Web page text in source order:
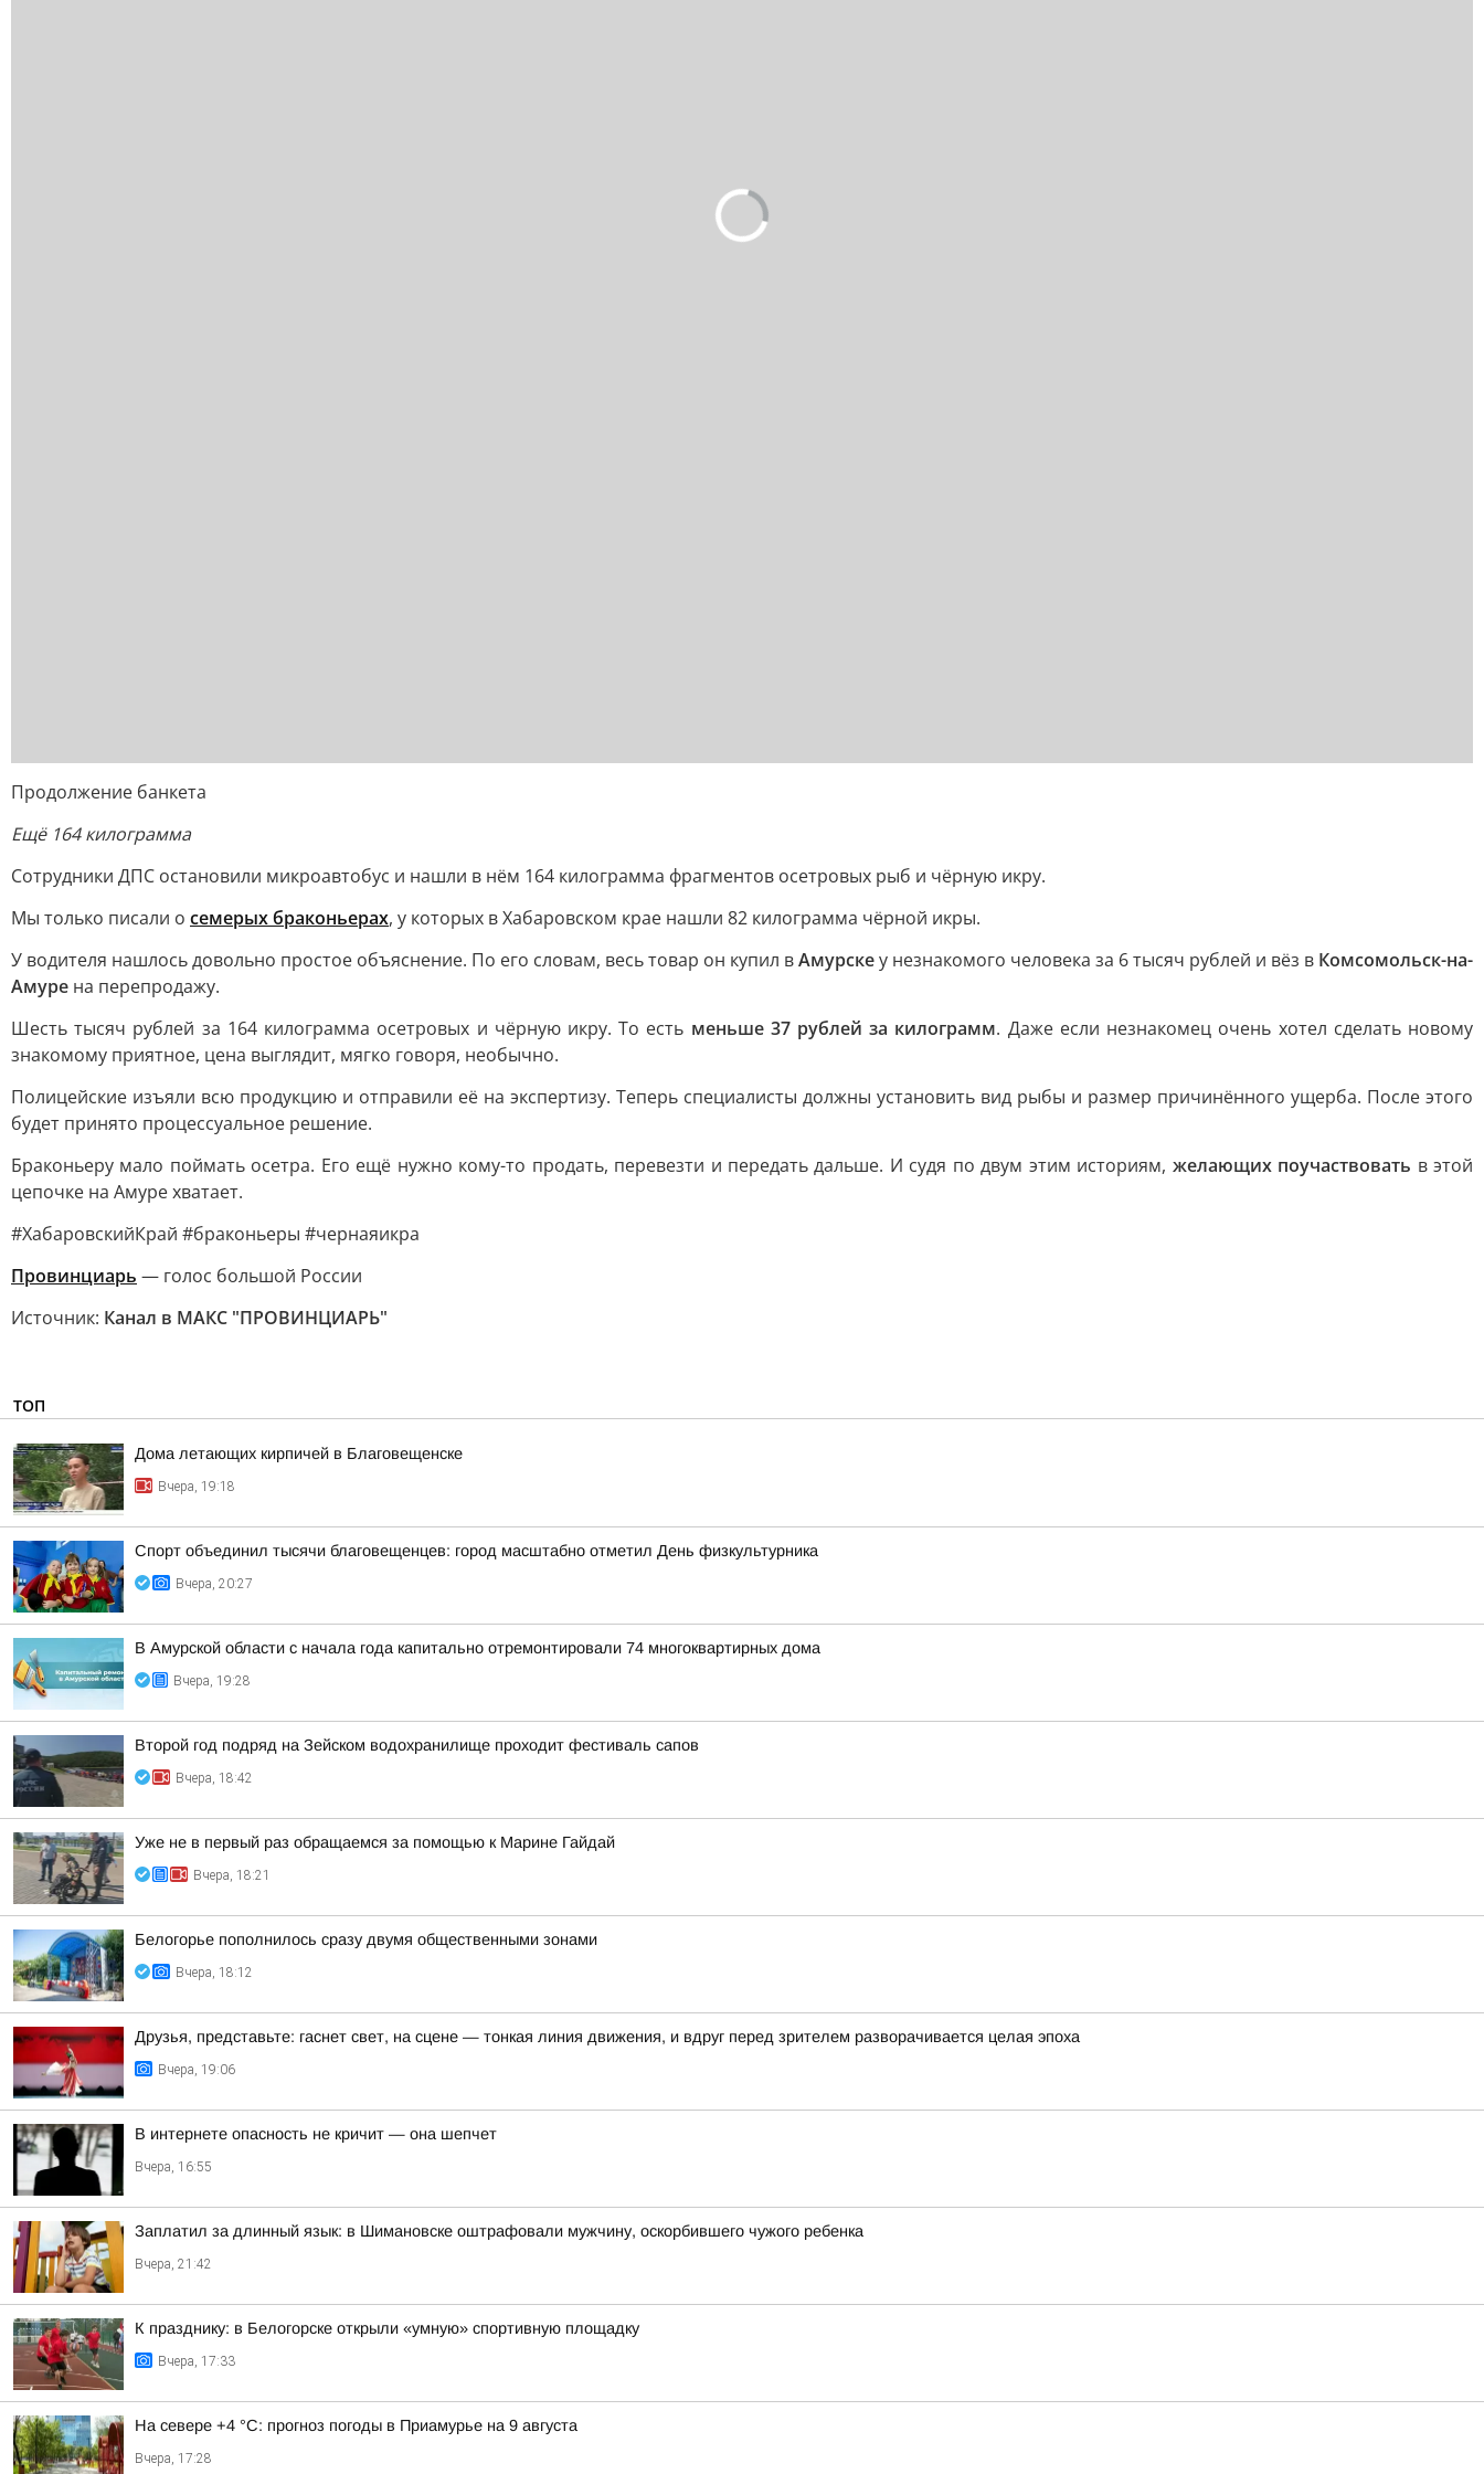
Продолжение банкета
Ещё 164 килограмма
Сотрудники ДПС остановили микроавтобус и нашли в нём 164 килограмма фрагментов осетровых рыб и чёрную икру.
Мы только писали о семерых браконьерах, у которых в Хабаровском крае нашли 82 килограмма чёрной икры.
У водителя нашлось довольно простое объяснение. По его словам, весь товар он купил вАмурскеу незнакомого человека за 6 тысяч рублей и вёз в Комсомольск-на-
Амуре на перепродажу.
Шесть тысяч рублей за 164 килограмма осетровых и чёрную икру. То есть меньше 37 рублей за килограмм. Даже если незнакомец очень хотел сделать новому
знакомому приятное, цена выглядит, мягко говоря, необычно.
Полицейские изъяли всю продукцию и отправили её на экспертизу. Теперь специалисты должны установить вид рыбы и размер причинённого ущерба. После этого
будет принято процессуальное решение.
Браконьеру мало поймать осетра. Его ещё нужно кому-то продать, перевезти и передать дальше. И судя по двум этим историям, желающих поучаствовать в этой
цепочке на Амуре хватает.
#ХабаровскийКрай #браконьеры #чернаяикра
Провинциарь — голос большой России
Источник: Канал в МАКС "ПРОВИНЦИАРЬ"
ТОП
Дома летающих кирпичей в Благовещенске
Вчера, 19:18
Спорт объединил тысячи благовещенцев: город масштабно отметил День физкультурника
Вчера, 20:27
В Амурской области с начала года капитально отремонтировали 74 многоквартирных дома
Вчера, 19:28
Второй год подряд на Зейском водохранилище проходит фестиваль сапов
Вчера, 18:42
Уже не в первый раз обращаемся за помощью к Марине Гайдай
Вчера, 18:21
Белогорье пополнилось сразу двумя общественными зонами
Вчера, 18:12
Друзья, представьте: гаснет свет, на сцене — тонкая линия движения, и вдруг перед зрителем разворачивается целая эпоха
Вчера, 19:06
В интернете опасность не кричит — она шепчет
Вчера, 16:55
Заплатил за длинный язык: в Шимановске оштрафовали мужчину, оскорбившего чужого ребенка
Вчера, 21:42
К празднику: в Белогорске открыли «умную» спортивную площадку
Вчера, 17:33
На севере +4 °С: прогноз погоды в Приамурье на 9 августа
Вчера, 17:28